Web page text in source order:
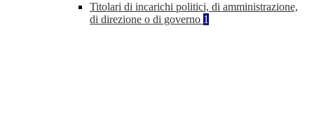
Titolari di incarichi politici, di amministrazione,
di direzione o di governo 1